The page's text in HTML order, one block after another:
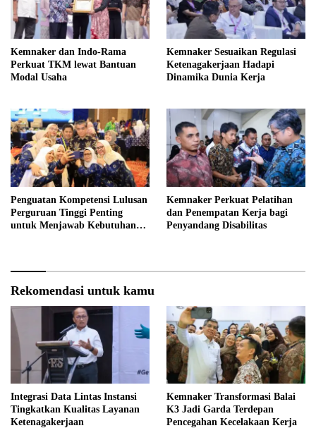
Kemnaker dan Indo-Rama
Perkuat TKM lewat Bantuan
Modal Usaha
Kemnaker Sesuaikan Regulasi
Ketenagakerjaan Hadapi
Dinamika Dunia Kerja
Penguatan Kompetensi Lulusan
Perguruan Tinggi Penting
untuk Menjawab Kebutuhan
Kemnaker Perkuat Pelatihan
dan Penempatan Kerja bagi
Penyandang Disabilitas
Rekomendasi untuk kamu
Integrasi Data Lintas Instansi
Tingkatkan Kualitas Layanan
Ketenagakerjaan
Kemnaker Transformasi Balai
K3 Jadi Garda Terdepan
Pencegahan Kecelakaan Kerja